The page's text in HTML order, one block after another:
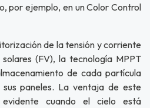
por ejemplo, en un Color Control
de la tensión y corriente
(FV), la tecnología MPPT
de cada partícula
paneles. La ventaja de este
cuando el cielo está